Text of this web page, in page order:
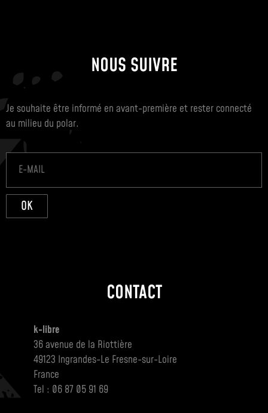
NOUS SUIVRE
Je souhaite être informé en avant-première et rester connecté
au milieu du polar.
OK
CONTACT
k-libre
36 avenue de la Riottière
49123 Ingrandes-Le Fresne-sur-Loire
France
Tel : 06 87 05 91 69